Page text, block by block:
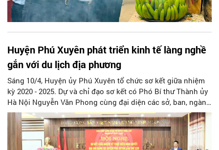
Huyện Phú Xuyên phát triển kinh tế làng nghề
gắn với du lịch địa phương
Sáng 10/4, Huyện ủy Phú Xuyên tổ chức sơ kết giữa nhiệm
kỳ 2020 - 2025. Dự và chỉ đạo sơ kết có Phó Bí thư Thành ủy
Hà Nội Nguyễn Văn Phong cùng đại diện các sở, ban, ngành
TP và lãnh đạo Huyện ủy, HĐND, UBND huyện Phú Xuyên.